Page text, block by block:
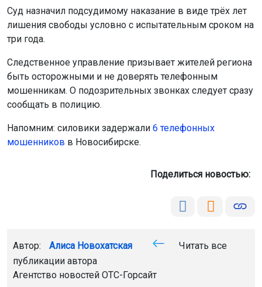
Суд назначил подсудимому наказание в виде трёх лет
лишения свободы условно с испытательным сроком на
три года.
Следственное управление призывает жителей региона
быть осторожными и не доверять телефонным
мошенникам. О подозрительных звонках следует сразу
сообщать в полицию.
Напомним: силовики задержали 6 телефонных
мошенников в Новосибирске.
Поделиться новостью:
Автор: Алиса Новохатская
Читать все
публикации автора
Агентство новостей ОТС-Горсайт